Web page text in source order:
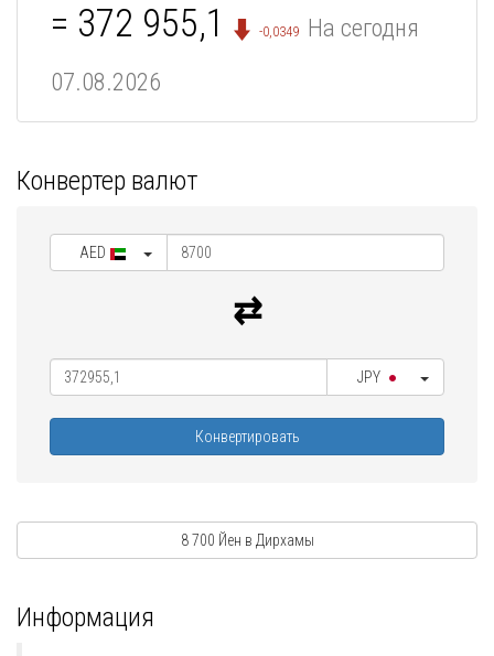
= 372 955,1
-0,0349 На сегодня
07.08.2026
Конвертер валют
AED
JPY
Конвертировать
8 700 Йен в Дирхамы
Информация